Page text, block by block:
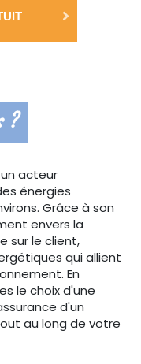
?
acteur
énergies
Grâce à son
envers la
sur le client,
qui allient
En
le choix d'une
d'un
au long de votre